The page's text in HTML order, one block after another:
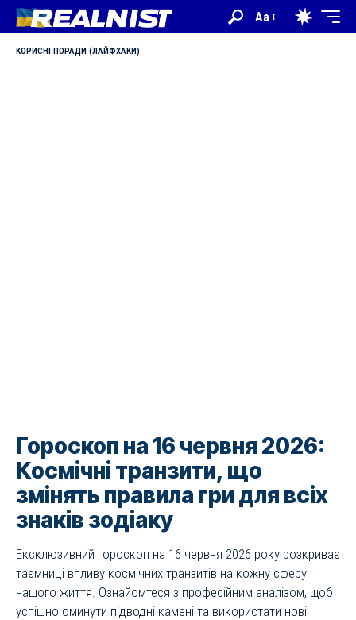
Aa
КОРИСНІ ПОРАДИ (ЛАЙФХАКИ)
Гороскоп на 16 червня 2026:
Космічні транзити, що
змінять правила гри для всіх
знаків зодіаку
Ексклюзивний гороскоп на 16 червня 2026 року розкриває
таємниці впливу космічних транзитів на кожну сферу
нашого життя. Ознайомтеся з професійним аналізом, щоб
успішно оминути підводні камені та використати нові